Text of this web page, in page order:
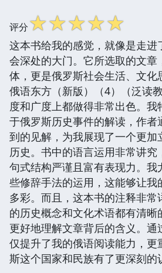
评分☆☆☆☆☆
这本书给我的感觉，就像是走进
会深处的大门。它所选取的文章
体，更是俄罗斯社会生活、文化
俄语东方（新版）（4）（泛读
度和广度上都做得非常出色。我
于俄罗斯历史事件的解读，作者
到的见解，为我展现了一个更加
历史。书中的语言运用非常讲究
句式结构严谨且富有表现力。我
些修辞手法的运用，这能够让我
多彩。而且，这本书的注释非
的历史概念和文化术语都有清晰
更好地理解文章背后的含义。通
仅提升了我的俄语阅读能力，更
斯这个国家和民族有了更深刻的